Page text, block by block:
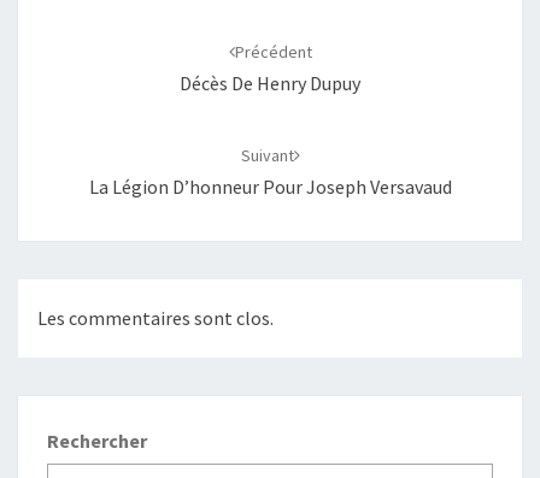
Précédent
Décès De Henry Dupuy
Suivant
La Légion D’honneur Pour Joseph Versavaud
Les commentaires sont clos.
Rechercher